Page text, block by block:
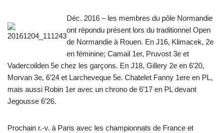
Déc. 2016 – les membres du pôle Normandie
ont répondu présent lors du traditionnel Open
de Normandie à Rouen. En J16, Klimacek, 2e
en féminine; Camail 1er, Pruvost 3e et
Vadercoilden 5e chez les garçons. En J18, Gillery 2e en 6’20,
Morvan 3e, 6’24 et Larcheveque 5e. Chatelet Fanny 1ere en PL,
mais aussi Robin 1er avec un chrono de 6’17 en PL devant
Jegousse 6’26.
Prochain r.-v. à Paris avec les championnats de France et